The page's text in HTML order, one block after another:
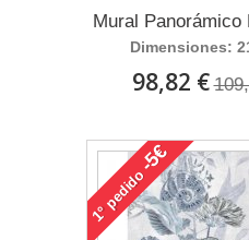
Mural Panorámico
Dimensiones:
98,82 €
1°
pedido
-5€